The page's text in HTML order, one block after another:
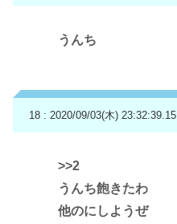
うんち
18 : 2020/09/03(木) 23:32:39.15
>>2
うんち飽きたわ
他のにしようぜ